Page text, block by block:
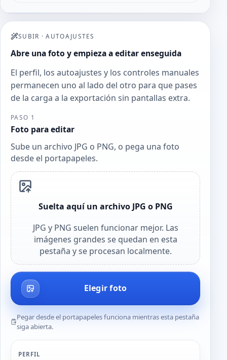
SUBIR ·AUTOAJUSTES
Abre una foto y empieza a editar enseguida
El perfil, los autoajustes y los controles manuales
permanecen uno al lado del otro para que pases
de la carga a la exportación sin pantallas extra.
PASO 1
Foto para editar
Sube un archivo JPG o PNG, o pega una foto
desde el portapapeles.
Suelta aquí un archivo JPG o PNG
JPG y PNG suelen funcionar mejor. Las
imágenes grandes se quedan en esta
pestaña y se procesan localmente.
Elegir foto
Pegar desde el portapapeles funciona mientras esta pestaña
siga abierta.
PERFIL